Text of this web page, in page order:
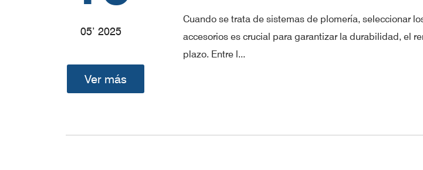
05’ 2025
Cuando se trata de sistemas de plomería, seleccionar
accesorios es crucial para garantizar la durabilidad, el
plazo. Entre l...
Ver más